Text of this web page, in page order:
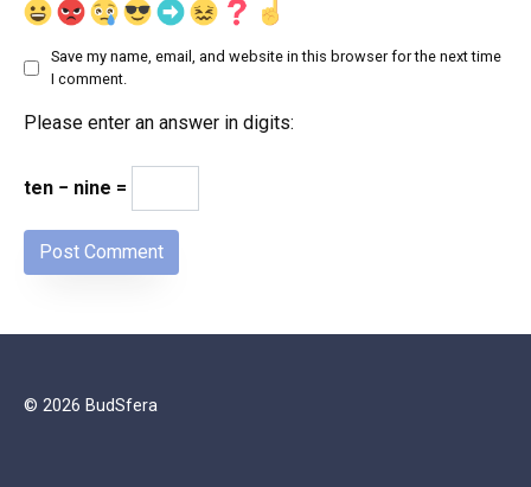
Save my name, email, and website in this browser for the next time
I comment.
Please enter an answer in digits:
ten − nine =
© 2026 BudSfera